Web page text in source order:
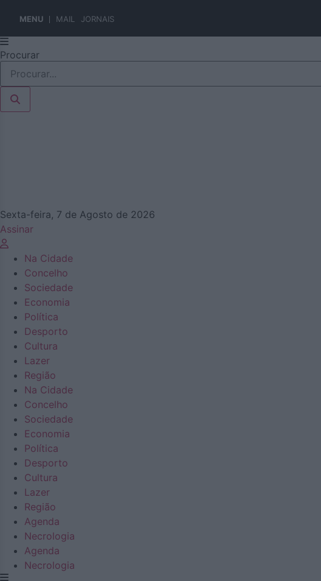
MENU MAIL JORNAIS
Pular
para
conteúdo
Procurar
Sexta-feira, 7 de Agosto de 2026
Assinar
Na Cidade
Concelho
Sociedade
Economia
Política
Desporto
Cultura
Lazer
Região
Na Cidade
Concelho
Sociedade
Economia
Política
Desporto
Cultura
Lazer
Região
Agenda
Necrologia
Agenda
Necrologia